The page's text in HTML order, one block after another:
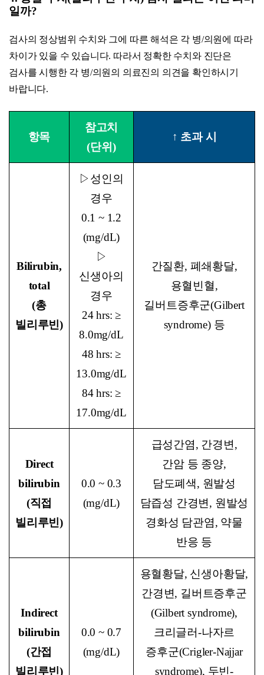
일까?
검사의 정상범위 수치와 그에 따른 해석은 각 병/의원에 따라
차이가 있을 수 있습니다. 따라서 정확한 수치와 진단은
검사를 시행한 각 병/의원의 의료진의 의견을 확인하시기
바랍니다.
항목
참고치
(단위)
↑ 초과 시
Bilirubin,
total
(총
빌리루빈)
▷성인의
경우
0.1 ~ 1.2
(mg/dL)
▷
신생아의
경우
24 hrs: ≥
8.0mg/dL
48 hrs: ≥
13.0mg/dL
84 hrs: ≥
17.0mg/dL
간질환, 폐쇄황달,
용혈빈혈,
길버트증후군(Gilbert
syndrome) 등
Direct
bilirubin
(직접
빌리루빈)
0.0 ~ 0.3
(mg/dL)
급성간염, 간경변,
간암 등 종양,
담도폐색, 원발성
담즙성 간경변, 원발성
경화성 담관염, 약물
반응 등
Indirect
bilirubin
(간접
빌리루빈)
0.0 ~ 0.7
(mg/dL)
용혈황달, 신생아황달,
간경변, 길버트증후군
(Gilbert syndrome),
크리글러-나자르
증후군(Crigler-Najjar
syndrome), 두빈-